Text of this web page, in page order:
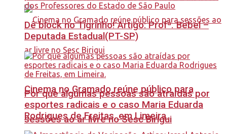
Cinema no Gramado reúne público para
sessões ao ar livre no Sesc Birigui
Dê block no Tigrinho! Artigo: Profª. Bebel –
Deputada Estadual(PT-SP)
Por que algumas pessoas são atraídas por
esportes radicais e o caso Maria Eduarda
Rodrigues de Freitas, em Limeira.